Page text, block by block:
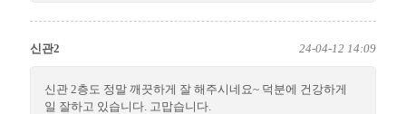
신관2 24-04-12 14:09
신관 2층도 정말 깨끗하게 잘 해주시네요~ 덕분에 건강하게
일 잘하고 있습니다. 고맙습니다.